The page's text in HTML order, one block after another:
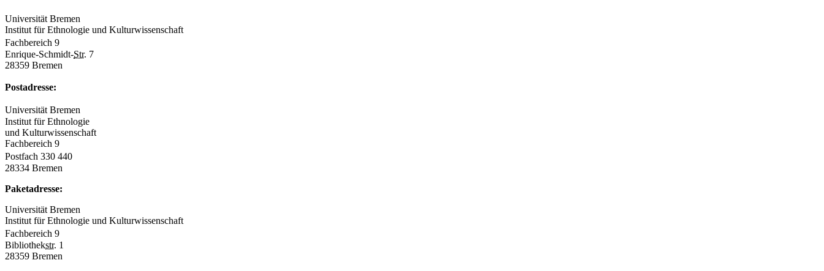
Universität Bremen
Institut für Ethnologie und Kulturwissenschaft
Fachbereich 9
Enrique-Schmidt-Str. 7
28359 Bremen
Postadresse:
Universität Bremen
Institut für Ethnologie
und Kulturwissenschaft
Fachbereich 9
Postfach 330 440
28334 Bremen
Paketadresse:
Universität Bremen
Institut für Ethnologie und Kulturwissenschaft
Fachbereich 9
Bibliothekstr. 1
28359 Bremen